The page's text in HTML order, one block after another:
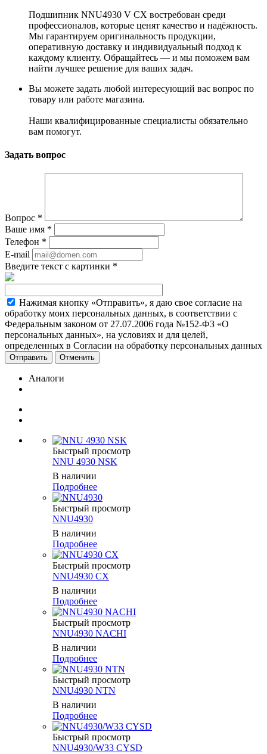
Подшипник NNU4930 V CX востребован среди
профессионалов, которые ценят качество и надёжность.
Мы гарантируем оригинальность продукции,
оперативную доставку и индивидуальный подход к
каждому клиенту. Обращайтесь — и мы поможем вам
найти лучшее решение для ваших задач.
Вы можете задать любой интересующий вас вопрос по
товару или работе магазина.
Наши квалифицированные специалисты обязательно
вам помогут.
Задать вопрос
Вопрос *
Ваше имя *
Телефон *
E-mail
Введите текст с картинки *
Нажимая кнопку «Отправить», я даю свое согласие на
обработку моих персональных данных, в соответствии с
Федеральным законом от 27.07.2006 года №152-ФЗ «О
персональных данных», на условиях и для целей,
определенных в Согласии на обработку персональных данных
Отменить
Аналоги
Быстрый просмотр
NNU 4930 NSK
В наличии
Подробнее
Быстрый просмотр
NNU4930
В наличии
Подробнее
Быстрый просмотр
NNU4930 CX
В наличии
Подробнее
Быстрый просмотр
NNU4930 NACHI
В наличии
Подробнее
Быстрый просмотр
NNU4930 NTN
В наличии
Подробнее
Быстрый просмотр
NNU4930/W33 CYSD